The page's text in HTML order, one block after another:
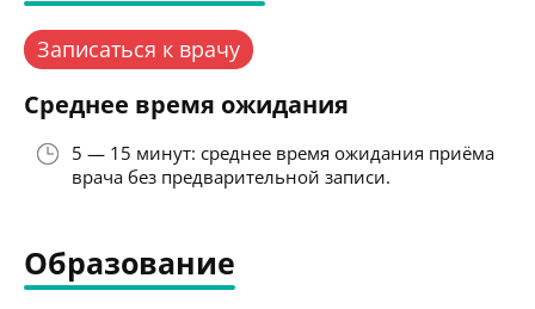
Записаться к врачу
Среднее время ожидания
5 — 15 минут: среднее время ожидания приёма
врача без предварительной записи.
Образование